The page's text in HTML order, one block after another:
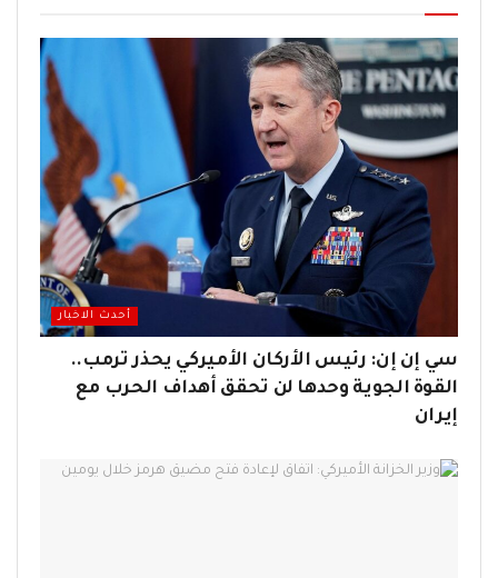
أحدث الاخبار
سي إن إن: رئيس الأركان الأميركي يحذر ترمب..
القوة الجوية وحدها لن تحقق أهداف الحرب مع
إيران